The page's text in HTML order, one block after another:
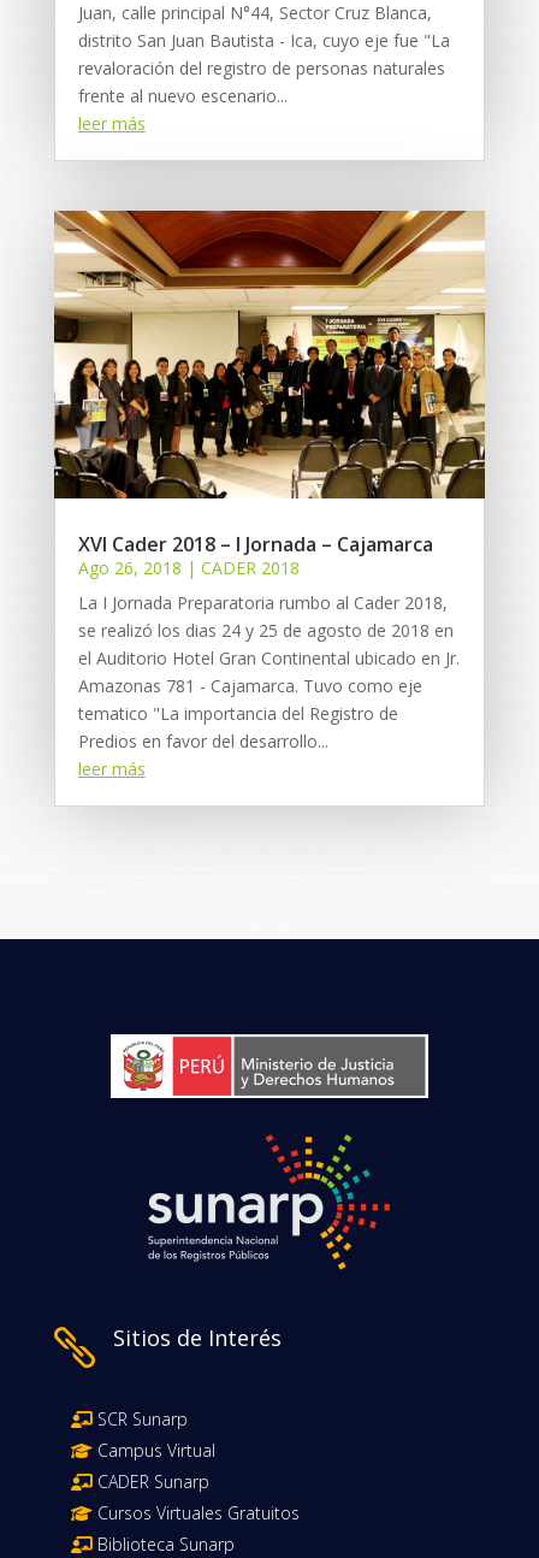
Juan, calle principal N°44, Sector Cruz Blanca,
distrito San Juan Bautista - Ica, cuyo eje fue "La
revaloración del registro de personas naturales
frente al nuevo escenario...
leer más
XVI Cader 2018 – I Jornada – Cajamarca
Ago 26, 2018 | CADER 2018
La I Jornada Preparatoria rumbo al Cader 2018,
se realizó los dias 24 y 25 de agosto de 2018 en
el Auditorio Hotel Gran Continental ubicado en Jr.
Amazonas 781 - Cajamarca. Tuvo como eje
tematico "La importancia del Registro de
Predios en favor del desarrollo...
leer más
 Sitios de Interés
SCR Sunarp
Campus Virtual
CADER Sunarp
Cursos Virtuales Gratuitos
Biblioteca Sunarp